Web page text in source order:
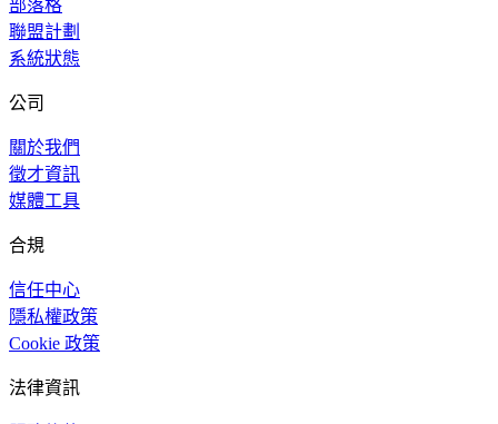
部落格
聯盟計劃
系統狀態
公司
關於我們
徵才資訊
媒體工具
合規
信任中心
隱私權政策
Cookie 政策
法律資訊